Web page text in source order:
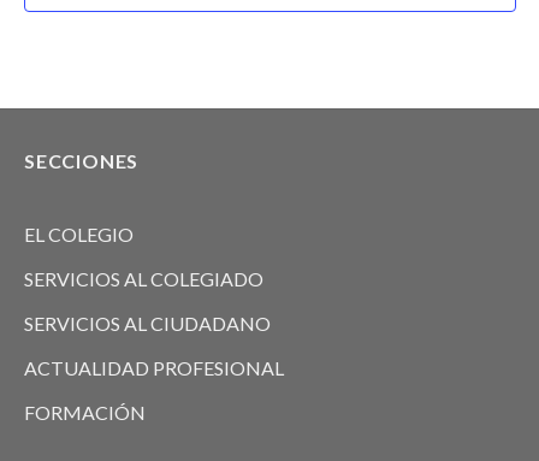
SECCIONES
EL COLEGIO
SERVICIOS AL COLEGIADO
SERVICIOS AL CIUDADANO
ACTUALIDAD PROFESIONAL
FORMACIÓN